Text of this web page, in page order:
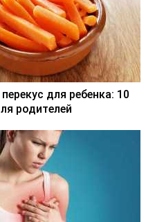
для ребенка: 10
родителей